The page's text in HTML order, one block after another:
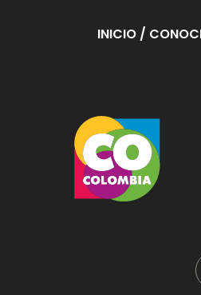
INICIO /